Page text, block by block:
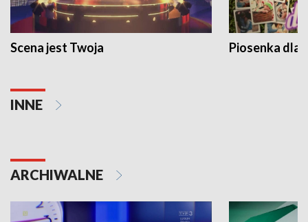
Scena jest Twoja Piosenka dla
INNE
ARCHIWALNE